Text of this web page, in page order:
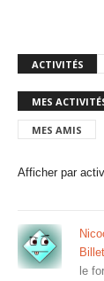
ACTIVITÉS
MES
MES AMIS
Afficher par
le